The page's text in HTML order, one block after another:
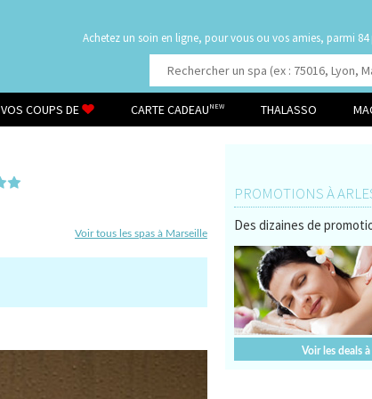
Achetez un soin en ligne, pour vous ou vos amies, parmi
VOS COUPS DE CARTE CADEAU NEW THALASSO
Voir tous les spas à Marseille
PROMOTIONS À
Des dizaines de
Voir les deals